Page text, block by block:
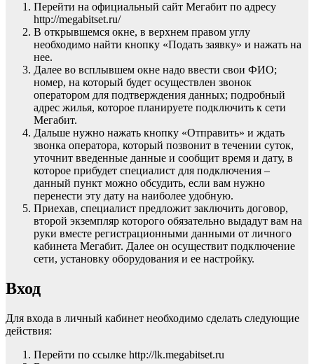
Перейти на официальный сайт Мегабит по адресу
http://megabitset.ru/
В открывшемся окне, в верхнем правом углу
необходимо найти кнопку «Подать заявку» и нажать на
нее.
Далее во всплывшем окне надо ввести свои ФИО;
номер, на который будет осуществлен звонок
оператором для подтверждения данных; подробный
адрес жилья, которое планируете подключить к сети
Мегабит.
Дальше нужно нажать кнопку «Отправить» и ждать
звонка оператора, который позвонит в течении суток,
уточнит введенные данные и сообщит время и дату, в
которое прибудет специалист для подключения –
данный пункт можно обсудить, если вам нужно
перенести эту дату на наиболее удобную.
Приехав, специалист предложит заключить договор,
второй экземпляр которого обязательно выдадут вам на
руки вместе регистрационными данными от личного
кабинета Мегабит. Далее он осуществит подключение
сети, установку оборудования и ее настройку.
Вход
Для входа в личный кабинет необходимо сделать следующие
действия:
Перейти по ссылке http://lk.megabitset.ru